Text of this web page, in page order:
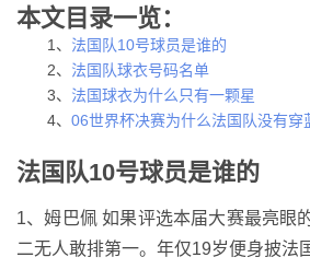
本文目录一览：
1、 法国队10号球员是谁的
2、 法国队球衣号码名单
3、 法国球衣为什么只有一颗星
4、 06世界杯决赛为什么法国队没有穿
法国队10号球员是谁的
1、姆巴佩 如果评选本届大赛最亮眼
二无人敢排第一。年仅19岁便身披法